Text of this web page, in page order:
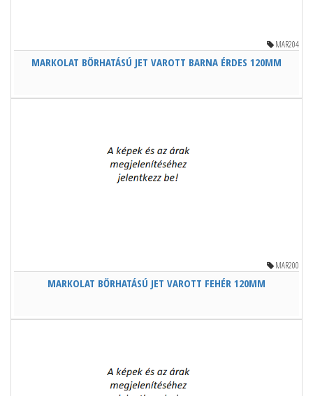
MAR204
MARKOLAT BŐRHATÁSÚ JET VAROTT BARNA ÉRDES 120MM
MAR200
MARKOLAT BŐRHATÁSÚ JET VAROTT FEHÉR 120MM